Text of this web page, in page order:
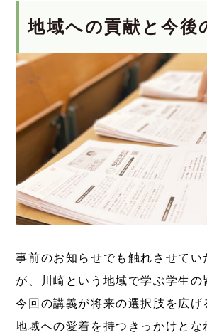
地域への貢献と今後
事前のお知らせでも触れさせてい
が、川崎という地域で学ぶ学生の
今回の講義が将来の選択肢を広げ
地域への愛着を持つきっかけとな